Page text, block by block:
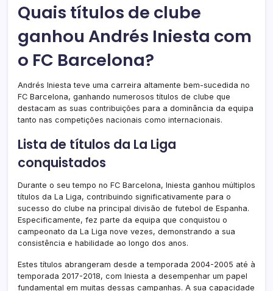
Quais títulos de clube
ganhou Andrés Iniesta com
o FC Barcelona?
Andrés Iniesta teve uma carreira altamente bem-sucedida no
FC Barcelona, ganhando numerosos títulos de clube que
destacam as suas contribuições para a dominância da equipa
tanto nas competições nacionais como internacionais.
Lista de títulos da La Liga
conquistados
Durante o seu tempo no FC Barcelona, Iniesta ganhou múltiplos
títulos da La Liga, contribuindo significativamente para o
sucesso do clube na principal divisão de futebol de Espanha.
Especificamente, fez parte da equipa que conquistou o
campeonato da La Liga nove vezes, demonstrando a sua
consistência e habilidade ao longo dos anos.
Estes títulos abrangeram desde a temporada 2004-2005 até à
temporada 2017-2018, com Iniesta a desempenhar um papel
fundamental em muitas dessas campanhas. A sua capacidade